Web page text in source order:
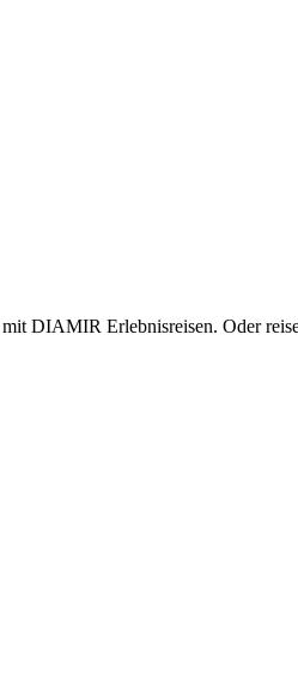
DIAMIR Erlebnisreisen. Oder